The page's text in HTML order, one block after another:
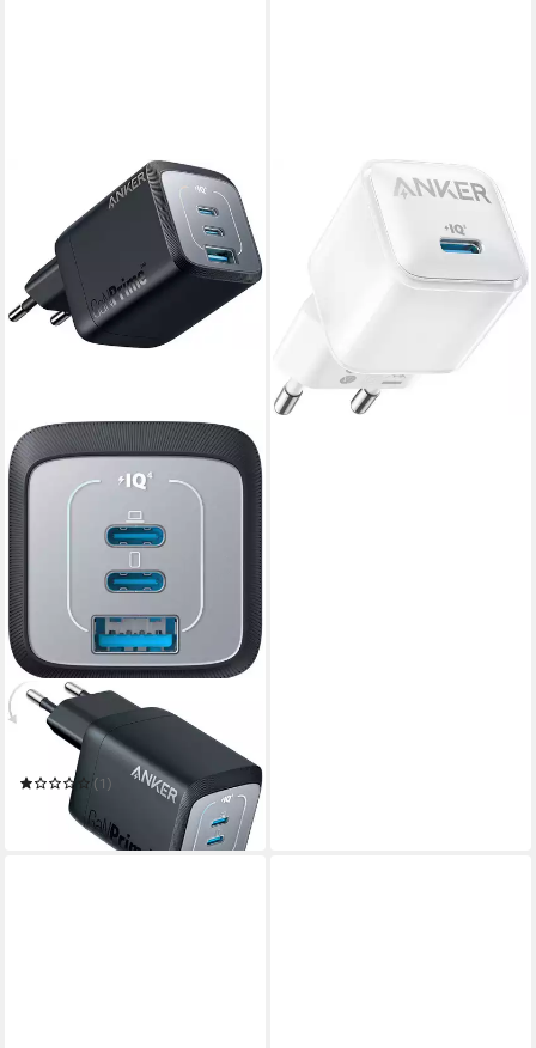
ANKER
Prime 67W GaN (3 Ports)
USB-Ladegerät
(1)
ab 68,35 €
in 2-3 Werktagen bei dir
Anker A2346G21
Smartphone-Adapter
in 2-3 Werktagen bei dir